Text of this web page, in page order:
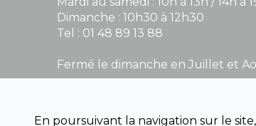
Dimanche : 10h30 à 12h30
Tel : 01 48 89 13 88
Fermé le dimanche en Juillet et
En poursuivant la navigation sur le